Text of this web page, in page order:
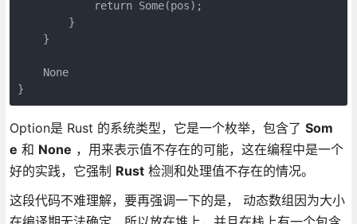
            return Some(pos);
        }
    }
    None
}
Option是 Rust 的系统类型，它是一个枚举，包含了 Som
e 和 None ，用来表示值不存在的可能，这在编程中是一个
好的实践，它强制 Rust检测和处理值不存在的情况。
这段代码不难理解，要再强调一下的是， 动态数组因为大小